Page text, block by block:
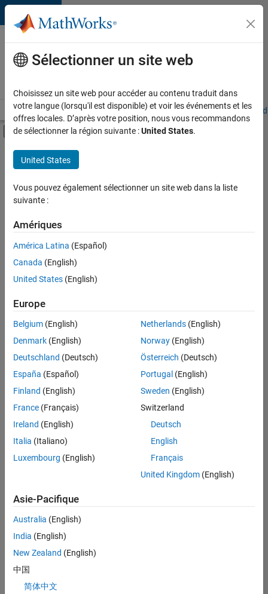
Passer au contenu
Votre
carrière
chez
Accueil Explorer nos opportunités Adresses de nos bureaux
Activer/désactiver l'affichage du menu
Contenu principal
FILTRER PAR
Support avancé
Technologies de l’information
Infrastructure et architecture
Actuellement,
aucune
offre
d'emploi
correspondant
à vos
critères
de
recherche.
Vous
pouvez
élargir
votre
recherche
ou
afficher
l’ensemble
d'emploi.
malgré
tout
vous
trouvez
pas
Sélectionner un site web
Choisissez un site web pour accéder au contenu traduit dans
votre langue (lorsqu'il est disponible) et voir les événements et les
offres locales. D’après votre position, nous vous recommandons
de sélectionner la région suivante :United States.
United States
Vous pouvez également sélectionner un site web dans la liste
suivante :
Amériques
América Latina (Español)
Canada (English)
United States (English)
Europe
Belgium (English)
Denmark (English)
Deutschland (Deutsch)
España (Español)
Finland (English)
France (Français)
Ireland (English)
Italia (Italiano)
Luxembourg (English)
Netherlands(English)
Norway(English)
Österreich (Deutsch)
Portugal (English)
Sweden (English)
Switzerland
Deutsch
English
Français
United Kingdom(English)
Asie-Pacifique
Australia (English)
India (English)
New Zealand (English)
中国
简体中文